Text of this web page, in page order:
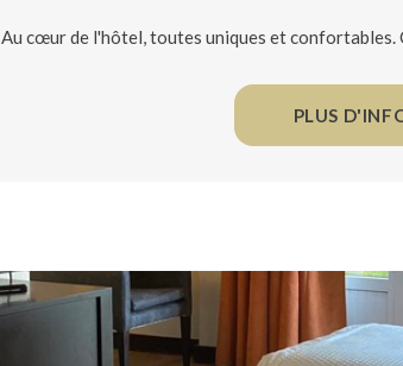
Au cœur de l'hôtel, toutes uniques et confortables.
PLUS